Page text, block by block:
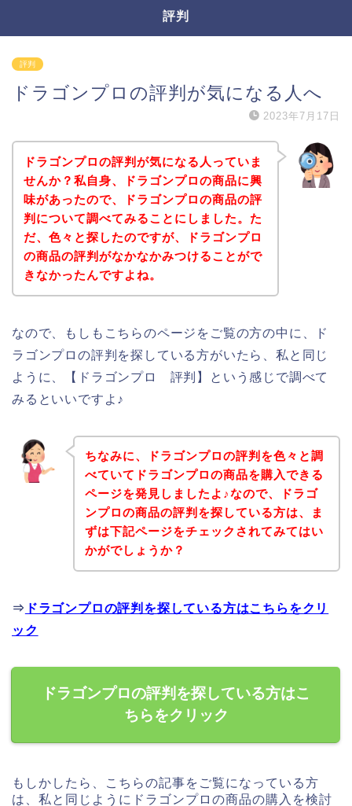
評判
評判
ドラゴンプロの評判が気になる人へ
2023年7月17日
ドラゴンプロの評判が気になる人っていま
せんか？私自身、ドラゴンプロの商品に興
味があったので、ドラゴンプロの商品の評
判について調べてみることにしました。た
だ、色々と探したのですが、ドラゴンプロ
の商品の評判がなかなかみつけることがで
きなかったんですよね。
なので、もしもこちらのページをご覧の方の中に、ド
ラゴンプロの評判を探している方がいたら、私と同じ
ように、【ドラゴンプロ 評判】という感じで調べて
みるといいですよ♪
ちなみに、ドラゴンプロの評判を色々と調
べていてドラゴンプロの商品を購入できる
ページを発見しましたよ♪なので、ドラゴ
ンプロの商品の評判を探している方は、ま
ずは下記ページをチェックされてみてはい
かがでしょうか？
⇒ ドラゴンプロの評判を探している方はこちらをクリ
ック
ドラゴンプロの評判を探している方はこ
ちらをクリック
もしかしたら、こちらの記事をご覧になっている方
は、私と同じようにドラゴンプロの商品の購入を検討